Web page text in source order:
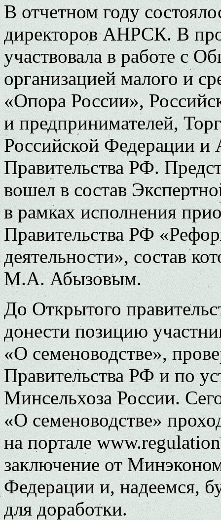
В отчетном году
директоров АНРСК. В
участвовала в работе с
организацией малого и
«Опора России»,
и предпринимателей,
Российской Федерации и
Правительства РФ.
вошел в состав
в рамках исполнения
Правительства РФ
деятельности», состав
М.А. Абызовым.
До Открытого
донести позицию
«О семеноводстве»,
Правительства РФ и по
Минсельхоза России.
«О семеноводстве»
на портале
заключение от
Федерации и, надеемся,
для доработки.